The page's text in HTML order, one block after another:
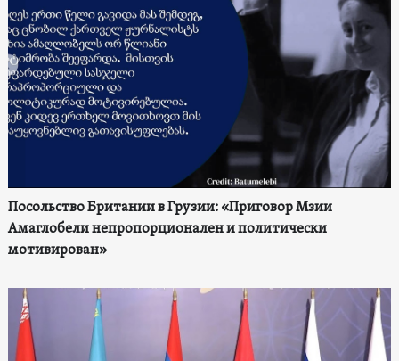
Посольство Британии в Грузии: «Приговор Мзии
Амаглобели непропорционален и политически
мотивирован»